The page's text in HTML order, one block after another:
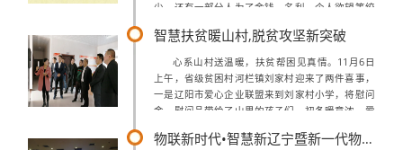
少，还有一部分人为了金钱、名利、个人欲望等绞
些身外之物时却不能缺少感恩，它是心灵的柔软...
智慧扶贫暖山村,脱贫攻坚新突破
心系山村送温暖，扶贫帮困见真情。11月6日
上午，省级贫困村河栏镇刘家村迎来了两件喜事，
一是辽阳市爱心企业联盟来到刘家村小学，将慰问
金、慰问品带给了山里的孩子们，初冬暖意浓、爱
电商，正式启动为刘家村智慧厅项目建设二...
物联新时代•智慧新辽宁暨新一代物联网NB-IOT论坛